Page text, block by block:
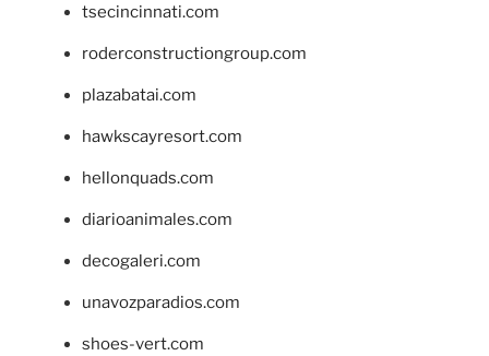
tsecincinnati.com
roderconstructiongroup.com
plazabatai.com
hawkscayresort.com
hellonquads.com
diarioanimales.com
decogaleri.com
unavozparadios.com
shoes-vert.com